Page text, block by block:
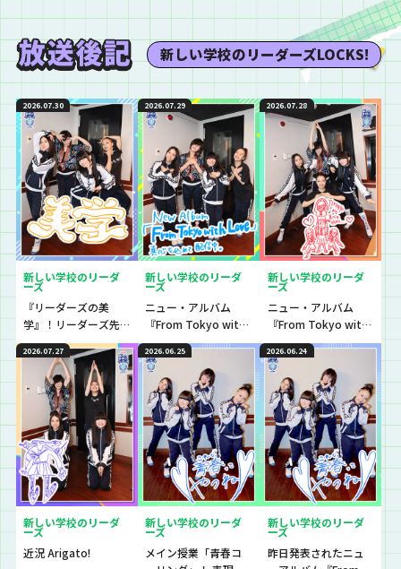
新しい学校のリーダーズLOCKS!
2026.07.30
新しい学校のリーダ
ーズ
『リーダーズの美
学』！リーダーズ先
生が大切にしている
美学をお話ししてい
きました
2026.07.29
新しい学校のリーダ
ーズ
ニュー・アルバム
『From Tokyo with
Love』全曲ラブレコ
メンド【後編】
2026.07.28
新しい学校のリーダ
ーズ
ニュー・アルバム
『From Tokyo with
Love』全曲ラブレコ
メンド!!!!
2026.07.27
新しい学校のリーダ
ーズ
近況 Arigato!
2026.06.25
新しい学校のリーダ
ーズ
メイン授業「青春コ
2026.06.24
新しい学校のリーダ
ーズ
昨日発表されたニュ